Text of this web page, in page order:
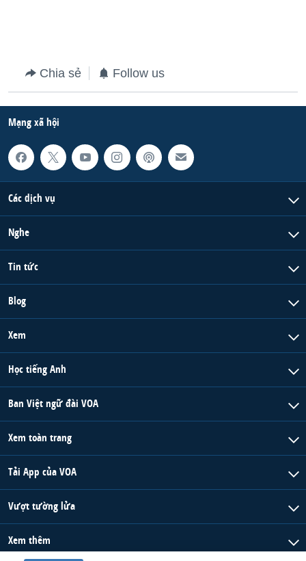
Chia sẻ Follow us
Mạng xã hội
Các dịch vụ
Nghe
Tin tức
Blog
Xem
Học tiếng Anh
Ban Việt ngữ đài VOA
Xem toàn trang
Tải App của VOA
Vượt tường lửa
Xem thêm